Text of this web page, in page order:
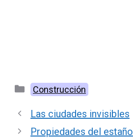
Categorías
Construcción
Las ciudades invisibles
Propiedades del estaño